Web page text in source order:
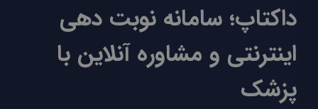
داکتاپ؛ سامانه نوبت دهی
اینترنتی و مشاوره آنلاین با
پزشک